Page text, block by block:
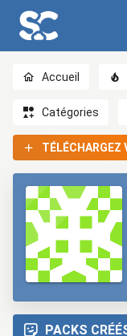
Accueil
Catégories
TÉLÉCHARGEZ
PACKS